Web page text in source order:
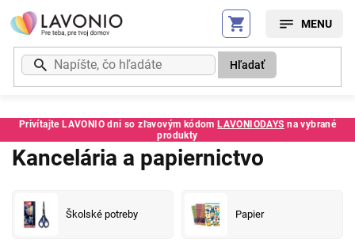
Prejsť
na
obsah
Privítajte LAVONIO dni so zľavovým kódom LAVONIODAYS na vybrané
produkty
Hľadať
Kancelária a papiernictvo
Školské potreby Papier